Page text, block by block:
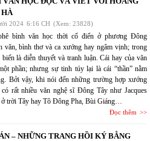
2024 6:16 CH (Xem: 23828)
bình văn học thời cổ điển ở phương Đông
bình thơ và ca xướng hay ngâm vịnh; trong
là diễn thuyết và tranh luận. Cái hay của văn
phần; nhưng sự tinh túy lại là cái “thần” nằm
Bởi vậy, khi nói đến những trường hợp xướng
rất nhiều văn nghệ sĩ Đông Tây như Jacques
trời Tây hay Tô Đông Pha, Bùi Giáng…
Đọc thêm
– NHỮNG TRANG HỒI KÝ BẰNG